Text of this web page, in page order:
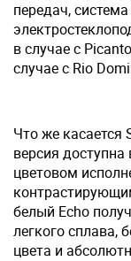
передач,
в случае с
случае с Rio
Что же касается
версия
цветовом
белый Echo
легкого сплава,
цвета и